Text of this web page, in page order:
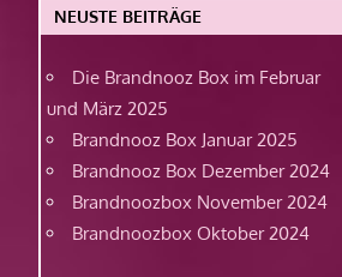
NEUSTE BEITRÄGE
Die Brandnooz Box im Februar
und März 2025
Brandnooz Box Januar 2025
Brandnooz Box Dezember 2024
Brandnoozbox November 2024
Brandnoozbox Oktober 2024